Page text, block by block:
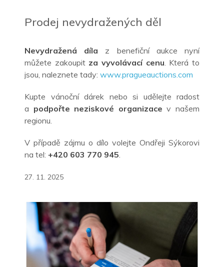
Prodej nevydražených děl
Nevydražená díla z benefiční aukce nyní
můžete zakoupit za vyvolávací cenu . Která to
jsou, naleznete tady: www.pragueauctions.com
Kupte vánoční dárek nebo si udělejte radost
a podpořte neziskové organizace v našem
regionu.
V případě zájmu o dílo volejte Ondřeji Sýkorovi
na tel: +420 603 770 945
27. 11. 2025